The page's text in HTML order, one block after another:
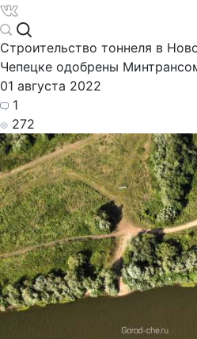
Строительство тоннеля в
Чепецке одобрены
01 августа 2022
1
272